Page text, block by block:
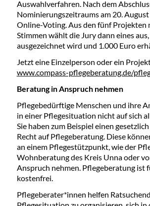
Auswahlverfahren. Nach dem
Nominierungszeitraums am 20.
Online-Voting. Aus den fünf Projekten
Stimmen wählt die Jury dann eines aus,
ausgezeichnet wird und 1.000 Euro
Jetzt eine Einzelperson oder ein
www.compass-pflegeberatung.de/
Beratung in Anspruch nehmen
Pflegebedürftige Menschen und ihre
in einer Pflegesituation nicht auf sich
Sie haben zum Beispiel einen
Recht auf Pflegeberatung. Diese
an einem Pflegestützpunkt, wie der
Wohnberatung des Kreis Unna oder
Anspruch nehmen. Pflegeberatung ist
kostenfrei.
Pflegeberater*innen helfen